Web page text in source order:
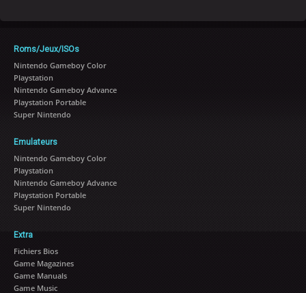
Roms/Jeux/ISOs
Nintendo Gameboy Color
Playstation
Nintendo Gameboy Advance
Playstation Portable
Super Nintendo
Emulateurs
Nintendo Gameboy Color
Playstation
Nintendo Gameboy Advance
Playstation Portable
Super Nintendo
Extra
Fichiers Bios
Game Magazines
Game Manuals
Game Music